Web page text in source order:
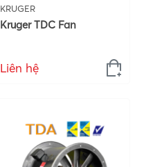
KRUGER
Kruger TDC Fan
Liên hệ